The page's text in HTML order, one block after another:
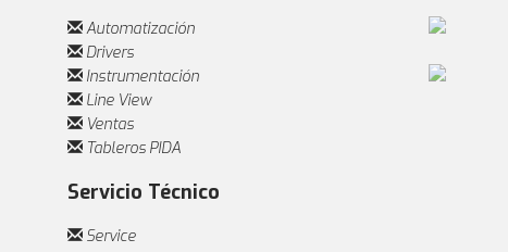
Automatización
Drivers
Instrumentación
Line View
Ventas
Tableros PIDA
Servicio Técnico
Service